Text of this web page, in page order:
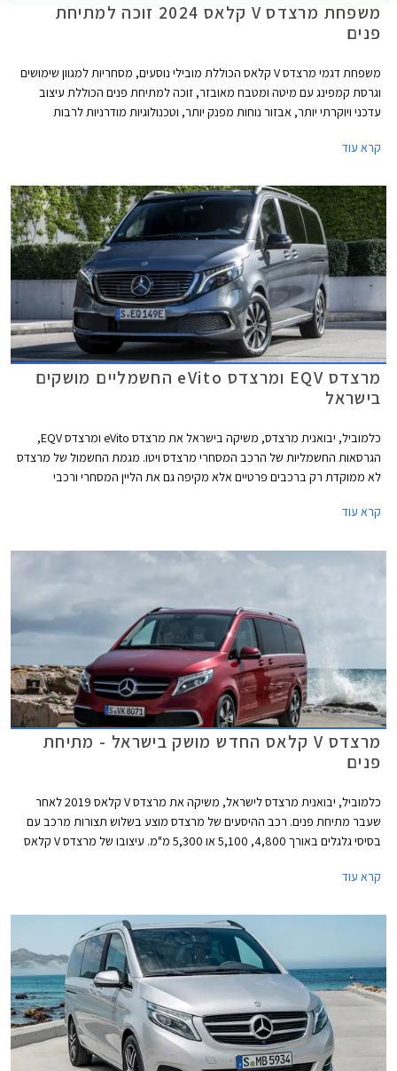
משפחת מרצדס V קלאס 2024 זוכה למתיחת
פנים
משפחת דגמי מרצדס V קלאס הכוללת מובילי נוסעים, מסחריות למגוון שימושים
וגרסת קמפינג עם מיטה ומטבח מאובזר, זוכה למתיחת פנים הכוללת עיצוב
עדכני ויוקרתי יותר, אבזור נוחות מפנק יותר, וטכנולוגיות מודרניות לרבות
קרא עוד
מרצדס EQV ומרצדס eVito החשמליים מושקים
בישראל
כלמוביל, יבואנית מרצדס, משיקה בישראל את מרצדס eVito ומרצדס EQV,
הגרסאות החשמליות של הרכב המסחרי מרצדס ויטו. מגמת החשמול של מרצדס
לא ממוקדת רק ברכבים פרטיים אלא מקיפה גם את הליין המסחרי ורכבי
לד ייחודית בפנסים הקדמיים, וחישוקים קלים בעיצוב אווירודינמי.
קרא עוד
מרצדס V קלאס החדש מושק בישראל - מתיחת
פנים
כלמוביל, יבואנית מרצדס לישראל, משיקה את מרצדס V קלאס 2019 לאחר
שעבר מתיחת פנים. רכב ההיסעים של מרצדס מוצע בשלוש תצורות מרכב עם
בסיסי גלגלים באורך 4,800, 5,100 או 5,300 מ"מ. עיצובו של מרצדס V קלאס
יוקרתי, וחישוקים בעיצובים חדשים.
קרא עוד